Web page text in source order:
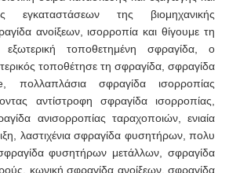
εγκαταστάσεων της βιομηχανικής
ανοίξεων, ισορροπία και θίγουμε τη
εξωτερική τοποθετημένη σφραγίδα, ο
τοποθέτησε τη σφραγίδα, σφραγίδα
πολλαπλάσια σφραγίδα ισορροπίας
αντίστροφη σφραγίδα ισορροπίας,
ανισορροπίας ταραχοποιών, ενιαία
λαστιχένια σφραγίδα φυσητήρων, πολυ
φυσητήρων μετάλλων, σφραγίδα
κωνική σφραγίδα ανοίξεων, σφραγίδα